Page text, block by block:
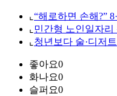
⌞ “해로하면 손해?”
⌞ 민간형 노인일자리
⌞ 청년보다 술·디저
좋아요0
화나요0
슬퍼요0